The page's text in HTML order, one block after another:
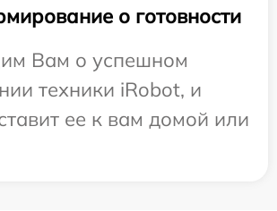
о готовности
Вам о успешном
техники iRobot, и
ее к вам домой или